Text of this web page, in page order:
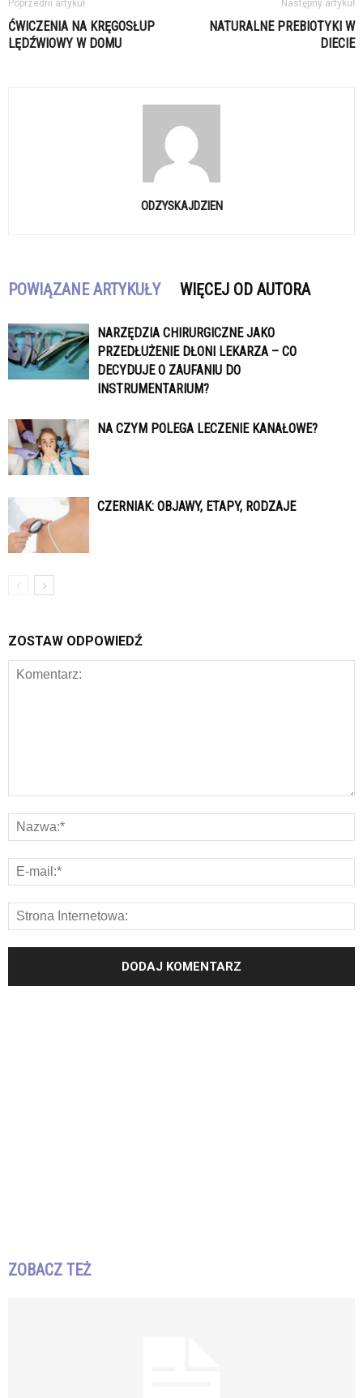
Poprzedni artykuł
ĆWICZENIA NA KRĘGOSŁUP
LĘDŹWIOWY W DOMU
Następny artykuł
NATURALNE PREBIOTYKI W
DIECIE
ODZYSKAJDZIEN
POWIĄZANE ARTYKUŁY WIĘCEJ OD AUTORA
NARZĘDZIA CHIRURGICZNE JAKO
PRZEDŁUŻENIE DŁONI LEKARZA – CO
DECYDUJE O ZAUFANIU DO
INSTRUMENTARIUM?
NA CZYM POLEGA LECZENIE KANAŁOWE?
CZERNIAK: OBJAWY, ETAPY, RODZAJE
ZOSTAW ODPOWIEDŹ
ZOBACZ TEŻ